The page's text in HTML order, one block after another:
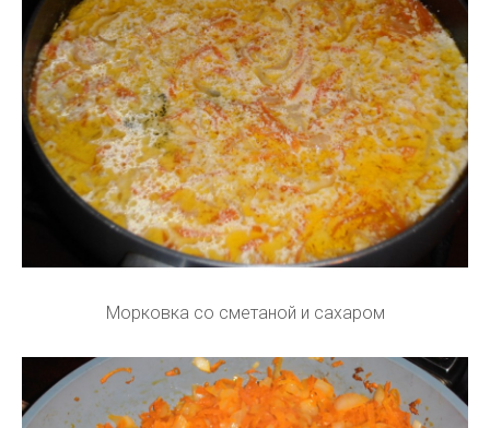
Морковка со сметаной и сахаром